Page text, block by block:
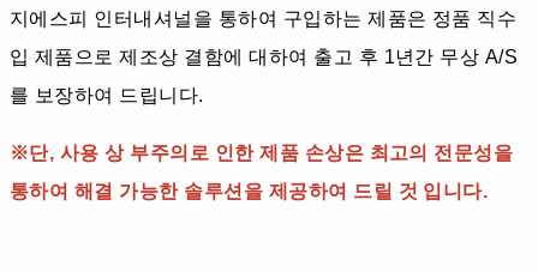
지에스피 인터내셔널을 통하여 구입하는 제품은 정품 직수
입 제품으로 제조상 결함에 대하여 출고 후 1년간 무상 A/S
를 보장하여 드립니다.
※단, 사용 상 부주의로 인한 제품 손상은 최고의 전문성을
통하여 해결 가능한 솔루션을 제공하여 드릴 것 입니다.